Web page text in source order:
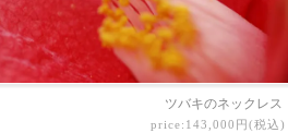
ツバキのネックレス
price:143,000円(税込)